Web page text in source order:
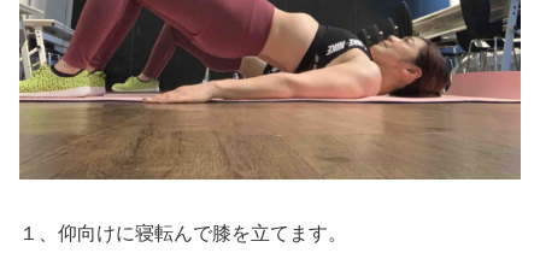
１、仰向けに寝転んで膝を立てます。